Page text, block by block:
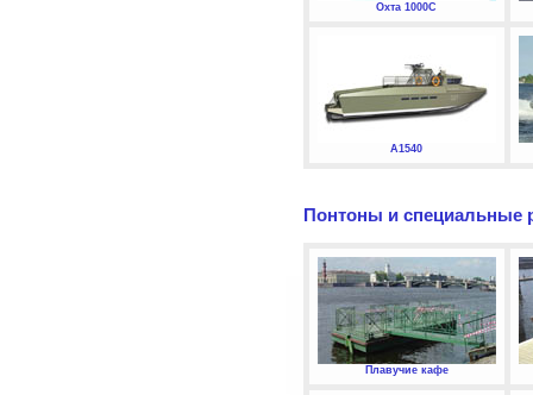
Охта 1000С
А1540
Понтоны и специальные
Плавучие кафе